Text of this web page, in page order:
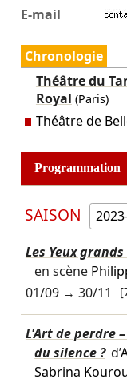
E-mail
Chronologie
Théâtre du
Royal (Paris)
Théâtre de
Programmation
SAISON
Les Yeux
en scène
01/09→ 30/11
L'Art de perdre
du silence ? d’
Sabrina